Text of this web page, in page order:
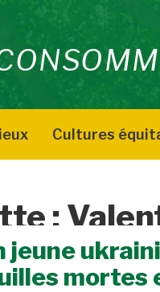
Cultures
:
jeune
mortes